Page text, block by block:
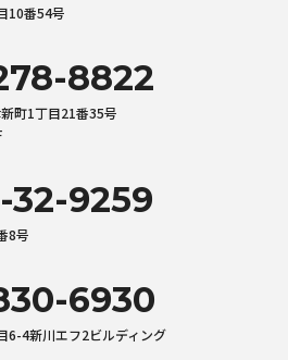
10番54号
8822
町1丁目21番35号
32-9259
8号
6930
6-4新川エフ2ビルディング